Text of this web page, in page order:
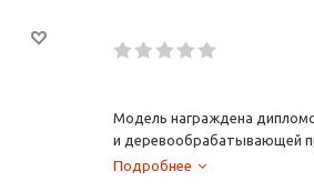
Модель награждена
и деревообрабатывающей
дизайнеров России и
Подробнее